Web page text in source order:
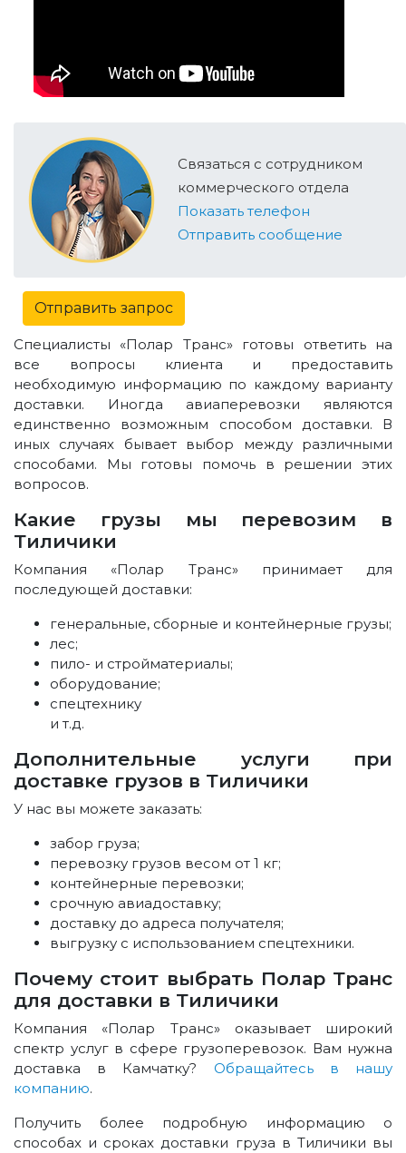
Связаться с сотрудником
коммерческого отдела
Показать телефон
Отправить сообщение
Отправить запрос
Специалисты «Полар Транс» готовы ответить на
все вопросы клиента и предоставить
необходимую информацию по каждому варианту
доставки. Иногда авиаперевозки являются
единственно возможным способом доставки. В
иных случаях бывает выбор между различными
способами. Мы готовы помочь в решении этих
вопросов.
Какие грузы мы перевозим в
Тиличики
Компания «Полар Транс» принимает для
последующей доставки:
генеральные, сборные и контейнерные грузы;
лес;
пило- и стройматериалы;
оборудование;
спецтехнику
и т.д.
Дополнительные услуги при
доставке грузов в Тиличики
У нас вы можете заказать:
забор груза;
перевозку грузов весом от 1 кг;
контейнерные перевозки;
срочную авиадоставку;
доставку до адреса получателя;
выгрузку с использованием спецтехники.
Почему стоит выбрать Полар Транс
для доставки в Тиличики
Компания «Полар Транс» оказывает широкий
спектр услуг в сфере грузоперевозок. Вам нужна
доставка в Камчатку? Обращайтесь в нашу
компанию.
Получить более подробную информацию о
способах и сроках доставки груза в Тиличики вы